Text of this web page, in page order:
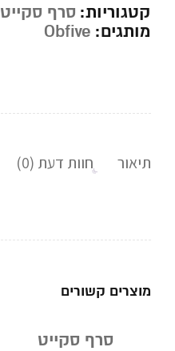
קטגוריות: סרף סקייט
מותגים: Obfive
תיאור חוות דעת (0)
מוצרים קשורים
סרף סקייט